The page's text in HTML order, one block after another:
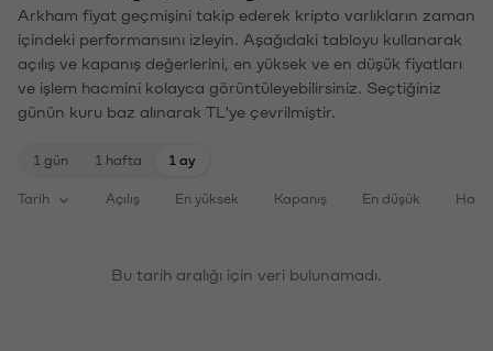
Arkham fiyat geçmişini takip ederek kripto varlıkların zaman
içindeki performansını izleyin. Aşağıdaki tabloyu kullanarak
açılış ve kapanış değerlerini, en yüksek ve en düşük fiyatları
ve işlem hacmini kolayca görüntüleyebilirsiniz. Seçtiğiniz
günün kuru baz alınarak TL'ye çevrilmiştir.
1 gün 1 hafta 1 ay
Tarih Açılış En yüksek Kapanış En düşük
Bu tarih aralığı için veri bulunamadı.